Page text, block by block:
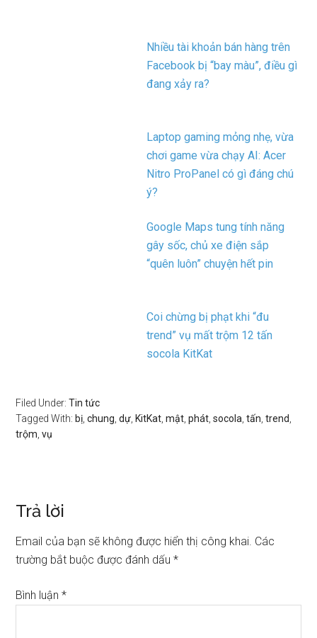
Nhiều tài khoản bán hàng trên
Facebook bị “bay màu”, điều gì
đang xảy ra?
Laptop gaming mỏng nhẹ, vừa
chơi game vừa chạy AI: Acer
Nitro ProPanel có gì đáng chú
ý?
Google Maps tung tính năng
gây sốc, chủ xe điện sắp
“quên luôn” chuyện hết pin
Coi chừng bị phạt khi “đu
trend” vụ mất trộm 12 tấn
socola KitKat
Filed Under:Tin tức
Tagged With: bị ,chung ,dự KitKat ,mật ,phát ,socola ,tấn ,trend
trộm ,vụ
Trả lời
Email của bạn sẽ không được hiển thị công khai. Các
trường bắt buộc được đánh dấu*
Bình luận*